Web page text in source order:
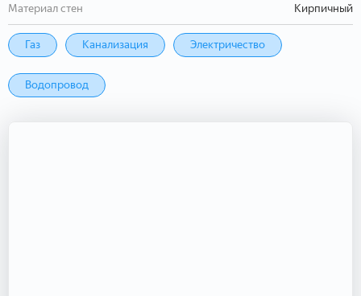
Материал стен Кирпичный
Газ Канализация Электричество
Водопровод